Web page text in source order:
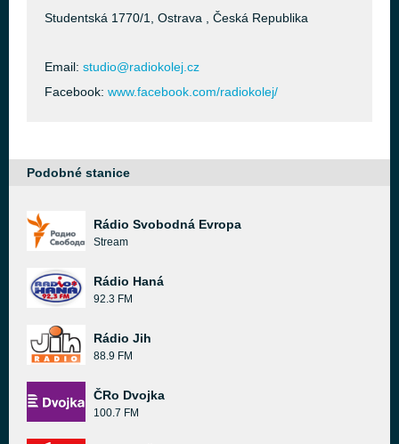
Studentská 1770/1, Ostrava , Česká Republika
Email: studio@radiokolej.cz
Facebook: www.facebook.com/radiokolej/
Podobné stanice
Rádio Svobodná Evropa
Stream
Rádio Haná
92.3 FM
Rádio Jih
88.9 FM
ČRo Dvojka
100.7 FM